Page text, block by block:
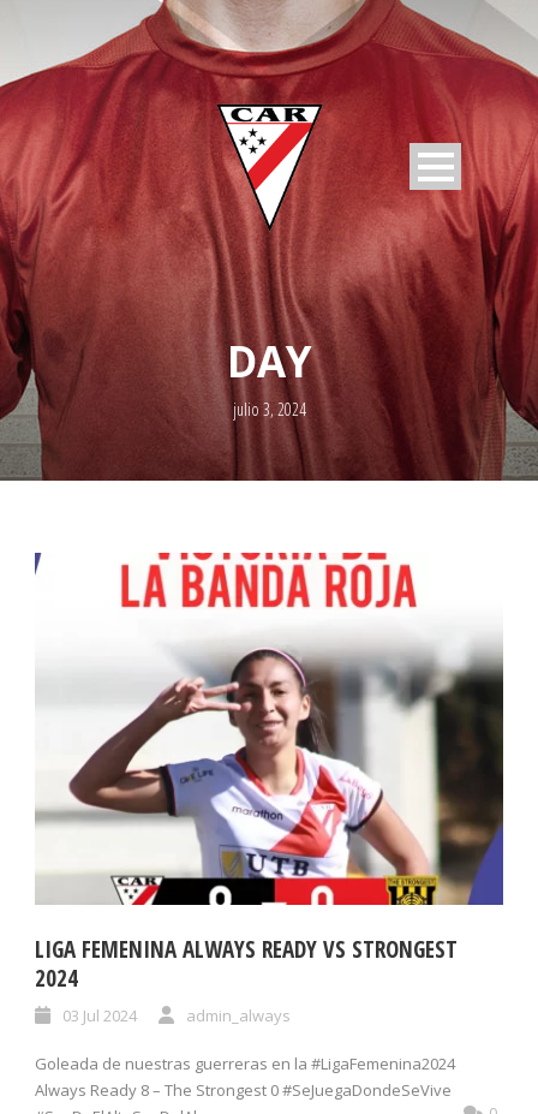
DAY
julio 3, 2024
LIGA FEMENINA ALWAYS READY VS STRONGEST
2024
03 Jul 2024 admin_always
Goleada de nuestras guerreras en la #LigaFemenina2024
Always Ready 8 – The Strongest 0 #SeJuegaDondeSeVive